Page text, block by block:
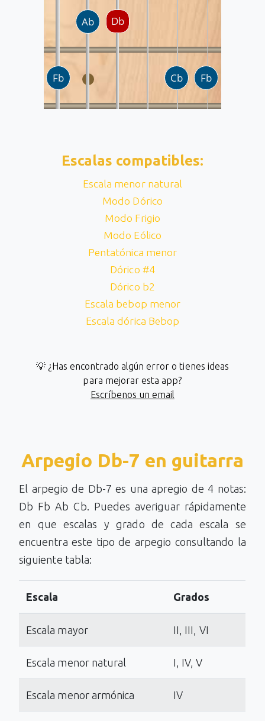
Escalas compatibles:
Escala menor natural
Modo Dórico
Modo Frigio
Modo Eólico
Pentatónica menor
Dórico #4
Dórico b2
Escala bebop menor
Escala dórica Bebop
💡 ¿Has encontrado algún error o tienes ideas
para mejorar esta app?
Escríbenos un email
Arpegio Db-7 en guitarra
El arpegio de Db-7 es una apregio de 4 notas:
Db Fb Ab Cb. Puedes averiguar rápidamente
en que escalas y grado de cada escala se
encuentra este tipo de arpegio consultando la
siguiente tabla:
Escala Grados
Escala mayor II, III, VI
Escala menor natural I, IV, V
Escala menor armónica IV